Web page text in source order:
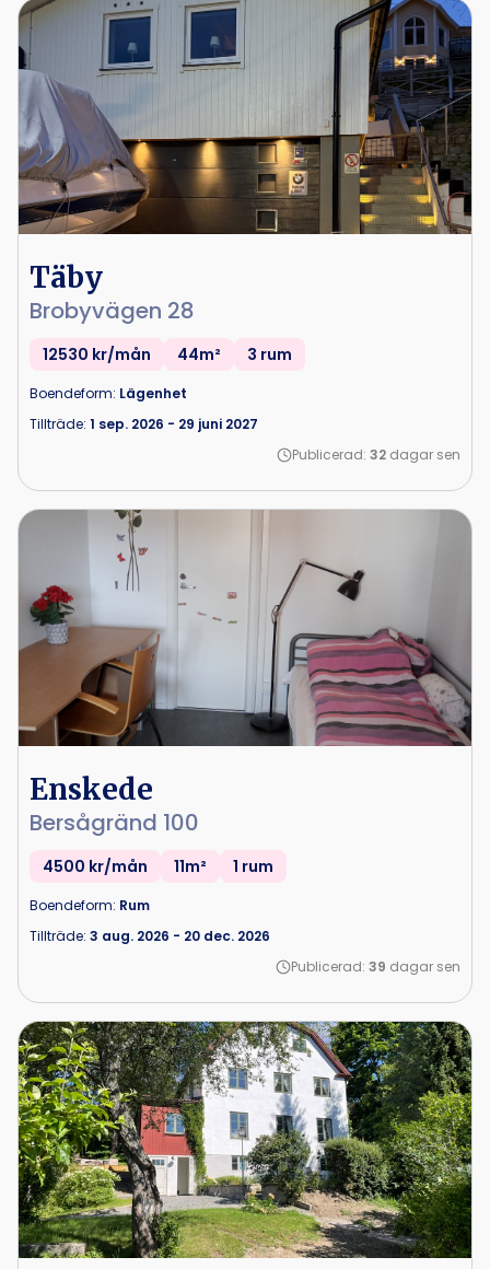
Täby
Brobyvägen 28
12530 kr/mån 44m² 3 rum
Boendeform: Lägenhet
Tillträde: 1 sep. 2026 - 29 juni 2027
Publicerad: 32 dagar sen
Enskede
Bersågränd 100
4500 kr/mån 11m² 1 rum
Boendeform: Rum
Tillträde: 3 aug. 2026 - 20 dec. 2026
Publicerad: 39 dagar sen